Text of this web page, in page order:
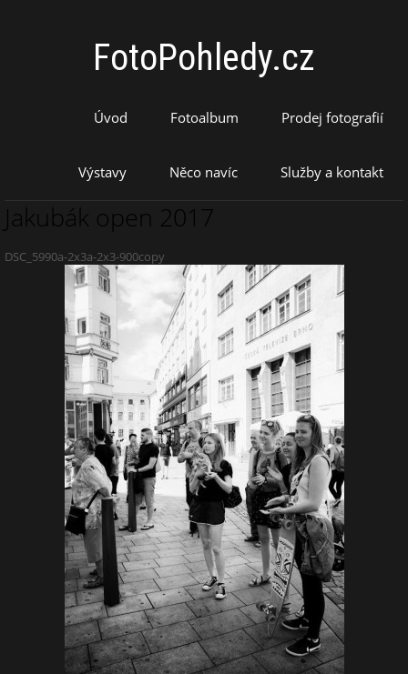
FotoPohledy.cz
Úvod Fotoalbum Prodej fotografií
Výstavy Něco navíc Služby a kontakt
Jakubák open 2017
DSC_5990a-2x3a-2x3-900copy